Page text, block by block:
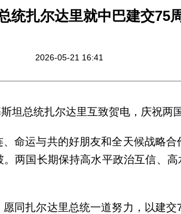
统扎尔达里就中巴建交75
2026-05-21 16:41
坦总统扎尔达里互致贺电，庆祝两
命运与共的好朋友和全天候战略
两国长期保持高水平政治互信、
同扎尔达里总统一道努力，以建